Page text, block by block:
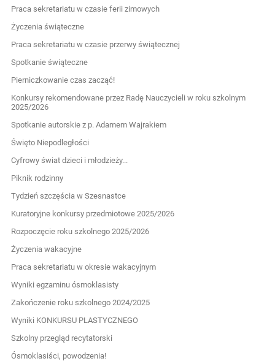
Praca sekretariatu w czasie ferii zimowych
Życzenia świąteczne
Praca sekretariatu w czasie przerwy świątecznej
Spotkanie świąteczne
Pierniczkowanie czas zacząć!
Konkursy rekomendowane przez Radę Nauczycieli w roku szkolnym
2025/2026
Spotkanie autorskie z p. Adamem Wajrakiem
Święto Niepodległości
Cyfrowy świat dzieci i młodzieży...
Piknik rodzinny
Tydzień szczęścia w Szesnastce
Kuratoryjne konkursy przedmiotowe 2025/2026
Rozpoczęcie roku szkolnego 2025/2026
Życzenia wakacyjne
Praca sekretariatu w okresie wakacyjnym
Wyniki egzaminu ósmoklasisty
Zakończenie roku szkolnego 2024/2025
Wyniki KONKURSU PLASTYCZNEGO
Szkolny przegląd recytatorski
Ósmoklasiści, powodzenia!